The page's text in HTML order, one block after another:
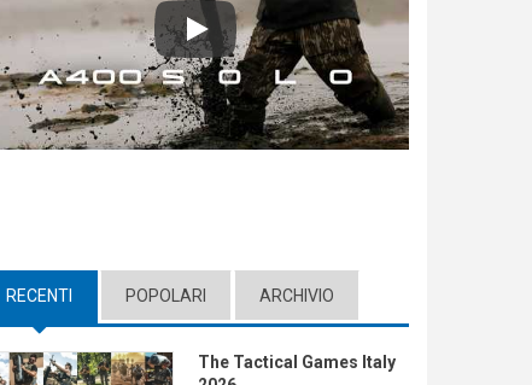
Play
RECENTI (ACTIVE TAB)
POPOLARI ARCHIVIO
The Tactical Games Italy